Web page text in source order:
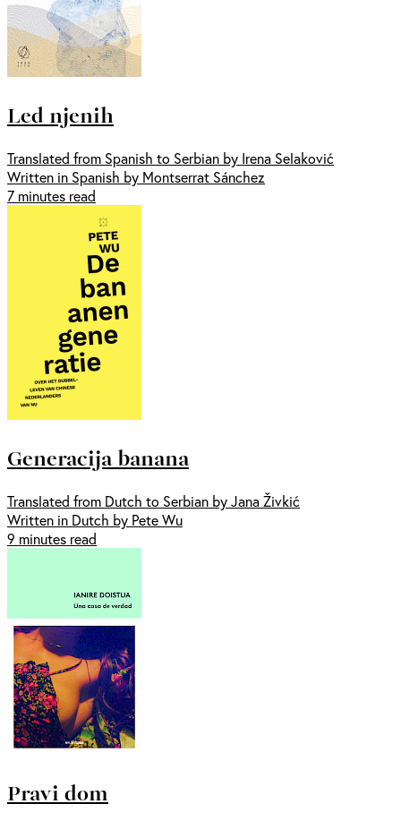
Led njenih
Translated from Spanish to Serbian by Irena Selaković
Written in Spanish by Montserrat Sánchez
7 minutes read
Generacija banana
Translated from Dutch to Serbian by Jana Živkić
Written in Dutch by Pete Wu
9 minutes read
Pravi dom